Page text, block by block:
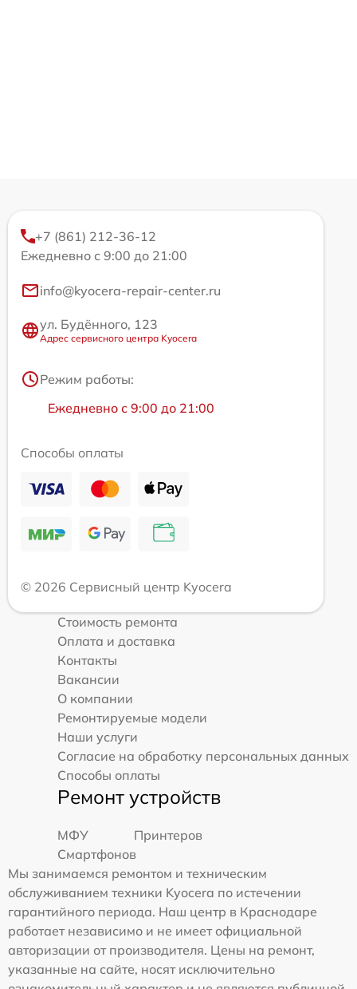
+7 (861) 212-36-12
Ежедневно с 9:00 до 21:00
info@kyocera-repair-center.ru
ул. Будённого, 123
Адрес сервисного центра Kyocera
Режим работы:
Ежедневно с 9:00 до 21:00
Способы оплаты
© 2026 Сервисный центр Kyocera
Стоимость ремонта
Оплата и доставка
Контакты
Вакансии
О компании
Ремонтируемые модели
Наши услуги
Согласие на обработку персональных данных
Способы оплаты
Ремонт устройств
МФУ
Принтеров
Смартфонов
Мы занимаемся ремонтом и техническим
обслуживанием техники Kyocera по истечении
гарантийного периода. Наш центр в Краснодаре
работает независимо и не имеет официальной
авторизации от производителя. Цены на ремонт,
указанные на сайте, носят исключительно